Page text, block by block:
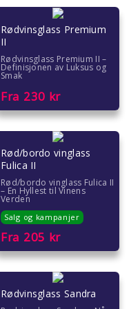
Rødvinsglass Premium
II
Rødvinsglass Premium II –
Definisjonen av Luksus og
Smak
Fra 230 kr
Rød/bordo vinglass
Fulica II
Rød/bordo vinglass Fulica II
– En Hyllest til Vinens
Verden
Salg og kampanjer
Fra 205 kr
Rødvinsglass Sandra